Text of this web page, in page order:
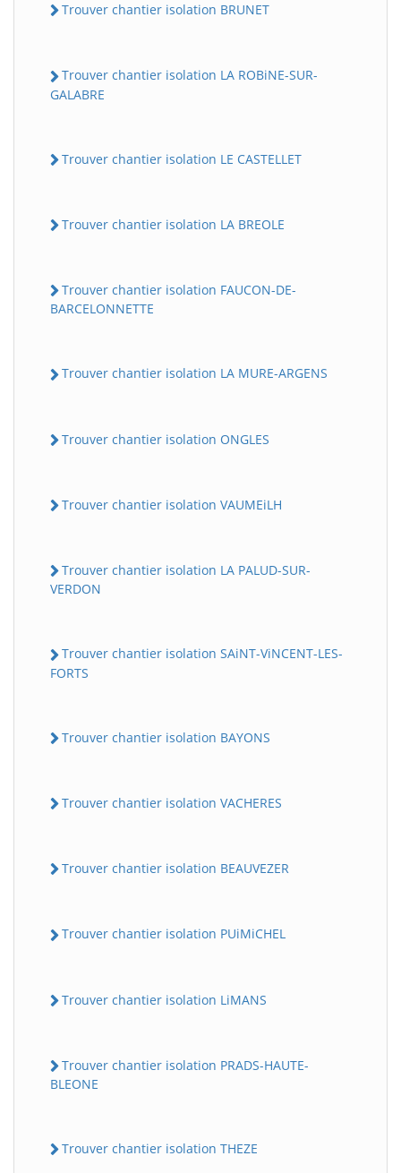
Trouver chantier isolation BRUNET
Trouver chantier isolation LA ROBiNE-SUR-
GALABRE
Trouver chantier isolation LE CASTELLET
Trouver chantier isolation LA BREOLE
Trouver chantier isolation FAUCON-DE-
BARCELONNETTE
Trouver chantier isolation LA MURE-ARGENS
Trouver chantier isolation ONGLES
Trouver chantier isolation VAUMEiLH
Trouver chantier isolation LA PALUD-SUR-
VERDON
Trouver chantier isolation SAiNT-ViNCENT-LES-
FORTS
Trouver chantier isolation BAYONS
Trouver chantier isolation VACHERES
Trouver chantier isolation BEAUVEZER
Trouver chantier isolation PUiMiCHEL
Trouver chantier isolation LiMANS
Trouver chantier isolation PRADS-HAUTE-
BLEONE
Trouver chantier isolation THEZE